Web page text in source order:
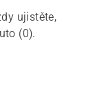
ujistěte,
(0).